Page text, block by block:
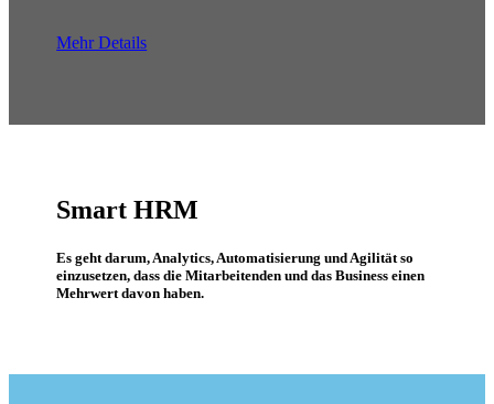
Mehr Details
Smart HRM
Es geht darum, Analytics, Automatisierung und Agilität so
einzusetzen, dass die Mitarbeitenden und das Business einen
Mehrwert davon haben.